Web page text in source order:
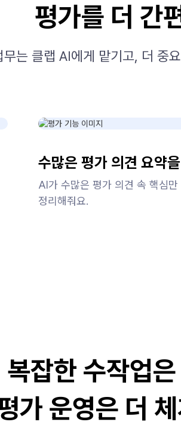
평가를 더 간
무는 클랩 AI에게 맡기고, 더 중
수많은 평가 의견 요약
AI가 수많은 평가 의견 속 핵심만
정리해줘요.
복잡한 수작업
가 운영은 더